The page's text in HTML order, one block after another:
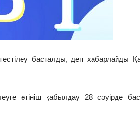
басталды, деп хабарлайды
өтініш қабылдау 28 сәуірде